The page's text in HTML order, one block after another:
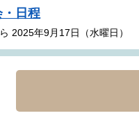
日程
2025年9月17日（水曜日）